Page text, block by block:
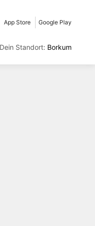
App Store Google Play
Dein Standort: Borkum